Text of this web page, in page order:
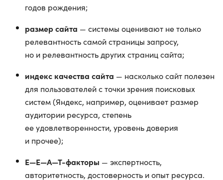
годов рождения;
размер сайта — системы оценивают не только
релевантность самой страницы запросу,
но и релевантность других страниц сайта;
индекс качества сайта — насколько сайт полезен
для пользователей с точки зрения поисковых
систем (Яндекс, например, оценивает размер
аудитории ресурса, степень
ее удовлетворенности, уровень доверия
и прочее);
E—E—A—T-факторы — экспертность,
авторитетность, достоверность и опыт ресурса.